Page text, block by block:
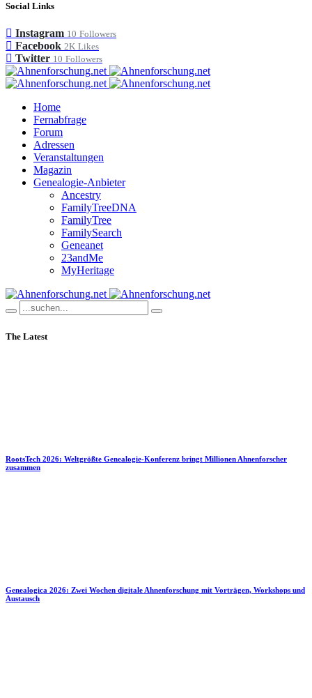
Social Links
Instagram 10 Followers
Facebook 2K Likes
Twitter 10 Followers
Home
Fernabfrage
Forum
Adressen
Veranstaltungen
Magazin
Genealogie-Anbieter
Ancestry
FamilyTreeDNA
FamilyTree
FamilySearch
Geneanet
23andMe
MyHeritage
The Latest
RootsTech 2026: Weltgrößte Genealogie-Konferenz bringt Millionen Ahnenforscher
zusammen
Genealogica 2026: Zwei Wochen digitale Ahnenforschung mit Vorträgen, Workshops und
Austausch